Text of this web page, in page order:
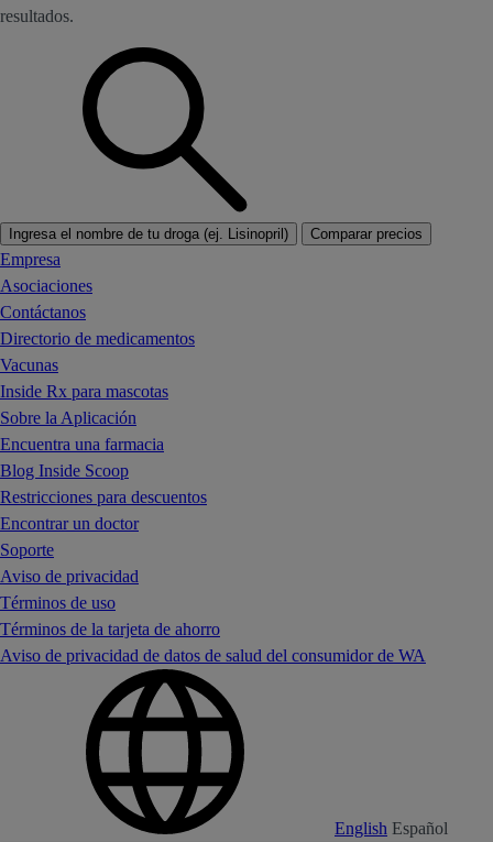
resultados.
Ingresa el nombre de tu droga (ej. Lisinopril) Comparar precios
Empresa
Asociaciones
Contáctanos
Directorio de medicamentos
Vacunas
Inside Rx para mascotas
Sobre la Aplicación
Encuentra una farmacia
Blog Inside Scoop
Restricciones para descuentos
Encontrar un doctor
Soporte
Aviso de privacidad
Términos de uso
Términos de la tarjeta de ahorro
Aviso de privacidad de datos de salud del consumidor de WA
English Español